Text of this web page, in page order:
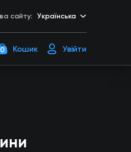
сайту: Українська
0 Кошик Увійти